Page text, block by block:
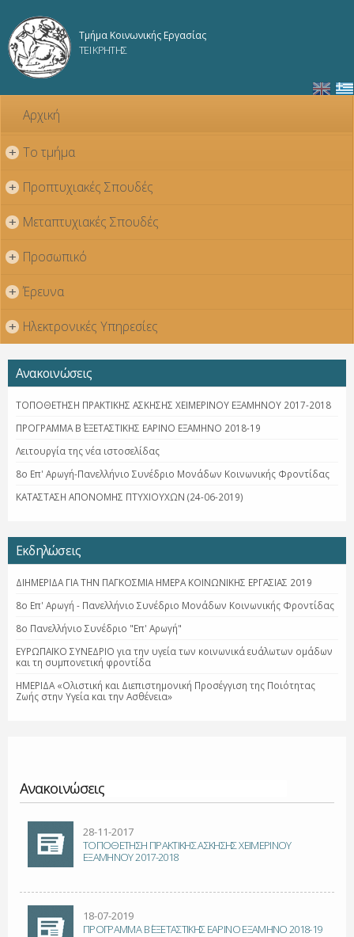
κυρίως
Τμήμα Κοινωνικής Εργασίας
ΤΕΙ ΚΡΗΤΗΣ
Αρχική
+ Το τμήμα
+ Προπτυχιακές Σπουδές
+ Μεταπτυχιακές Σπουδές
+ Προσωπικό
+ Έρευνα
+ Ηλεκτρονικές Υπηρεσίες
Ανακοινώσεις
ΤΟΠΟΘΕΤΗΣΗ ΠΡΑΚΤΙΚΗΣ ΑΣΚΗΣΗΣ ΧΕΙΜΕΡΙΝΟΥ ΕΞΑΜΗΝΟΥ 2017-2018
ΠΡΟΓΡΑΜΜΑ Β΄ ΕΞΕΤΑΣΤΙΚΗΣ ΕΑΡΙΝΟ ΕΞΑΜΗΝΟ 2018-19
Λειτουργία της νέα ιστοσελίδας
8ο Επ' Αρωγή-Πανελλήνιο Συνέδριο Μονάδων Κοινωνικής Φροντίδας
ΚΑΤΑΣΤΑΣΗ ΑΠΟΝΟΜΗΣ ΠΤΥΧΙΟΥΧΩΝ (24-06-2019)
Εκδηλώσεις
ΔΙΗΜΕΡΙΔΑ ΓΙΑ ΤΗΝ ΠΑΓΚΟΣΜΙΑ ΗΜΕΡΑ ΚΟΙΝΩΝΙΚΗΣ ΕΡΓΑΣΙΑΣ 2019
8ο Επ' Αρωγή - Πανελλήνιο Συνέδριο Μονάδων Κοινωνικής Φροντίδας
8ο Πανελλήνιο Συνέδριο "Επ' Αρωγή"
ΕΥΡΩΠΑΪΚΟ ΣΥΝΕΔΡΙΟ για την υγεία των κοινωνικά ευάλωτων ομάδων
και τη συμπονετική φροντίδα
ΗΜΕΡΙΔΑ «Ολιστική και Διεπιστημονική Προσέγγιση της Ποιότητας
Ζωής στην Υγεία και την Ασθένεια»
Ανακοινώσεις
28-11-2017
ΤΟΠΟΘΕΤΗΣΗ ΠΡΑΚΤΙΚΗΣ ΑΣΚΗΣΗΣ ΧΕΙΜΕΡΙΝΟΥ
ΕΞΑΜΗΝΟΥ 2017-2018
18-07-2019
ΠΡΟΓΡΑΜΜΑ Β΄ ΕΞΕΤΑΣΤΙΚΗΣ ΕΑΡΙΝΟ ΕΞΑΜΗΝΟ 2018-19
Σελίδες